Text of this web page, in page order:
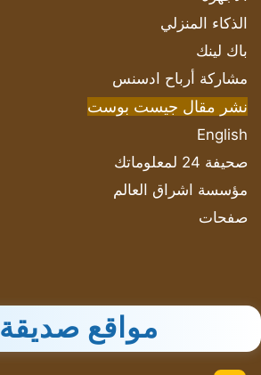
الذكاء المنزلي
باك لينك
مشاركة أرباح ادسنس
نشر مقال جيست بوست
English
صحيفة 24 لمعلوماتك
مؤسسة اشراق العالم
صفحات
مواقع صديقة